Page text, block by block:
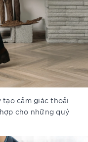
tạo cảm giác thoải
cho những quý